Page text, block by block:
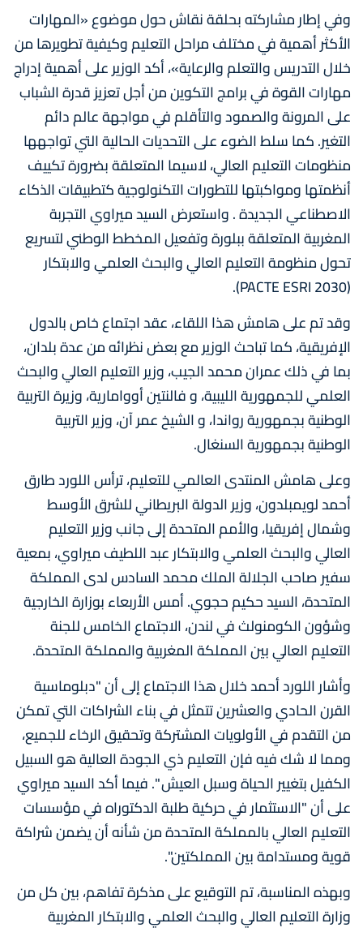
وفي إطار مشاركته بحلقة نقاش حول موضوع «المهارات
الأكثر أهمية في مختلف مراحل التعليم وكيفية تطويرها من
خلال التدريس والتعلم والرعاية»، أكد الوزير على أهمية إدراج
مهارات القوة في برامج التكوين من أجل تعزيز قدرة الشباب
على المرونة والصمود والتأقلم في مواجهة عالم دائم
التغير. كما سلط الضوء على التحديات الحالية التي تواجهها
منظومات التعليم العالي، لاسيما المتعلقة بضرورة تكييف
أنظمتها ومواكبتها للتطورات التكنولوجية كتطبيقات الذكاء
الاصطناعي الجديدة . واستعرض السيد ميراوي التجربة
المغربية المتعلقة ببلورة وتفعيل المخطط الوطني لتسريع
تحول منظومة التعليم العالي والبحث العلمي والابتكار
(PACTE ESRI 2030).
وقد تم على هامش هذا اللقاء، عقد اجتماع خاص بالدول
الإفريقية، كما تباحث الوزير مع بعض نظرائه من عدة بلدان،
بما في ذلك عمران محمد الجيب، وزير التعليم العالي والبحث
العلمي للجمهورية الليبية، و فالنتين أووامارية، وزيرة التربية
الوطنية بجمهورية رواندا، و الشيخ عمر آن، وزير التربية
الوطنية بجمهورية السنغال.
وعلى هامش المنتدى العالمي للتعليم، ترأس اللورد طارق
أحمد لويمبلدون، وزير الدولة البريطاني للشرق الأوسط
وشمال إفريقيا، والأمم المتحدة إلى جانب وزير التعليم
العالي والبحث العلمي والابتكار عبد اللطيف ميراوي، بمعية
سفير صاحب الجلالة الملك محمد السادس لدى المملكة
المتحدة، السيد حكيم حجوي. أمس الأربعاء بوزارة الخارجية
وشؤون الكومنولث في لندن، الاجتماع الخامس للجنة
التعليم العالي بين المملكة المغربية والمملكة المتحدة.
وأشار اللورد أحمد خلال هذا الاجتماع إلى أن "دبلوماسية
القرن الحادي والعشرين تتمثل في بناء الشراكات التي تمكن
من التقدم في الأولويات المشتركة وتحقيق الرخاء للجميع،
ومما لا شك فيه فإن التعليم ذي الجودة العالية هو السبيل
الكفيل بتغيير الحياة وسبل العيش ". فيما أكد السيد ميراوي
على أن "الاستثمار في حركية طلبة الدكتوراه في مؤسسات
التعليم العالي بالمملكة المتحدة من شأنه أن يضمن شراكة
قوية ومستدامة بين المملكتين".
وبهذه المناسبة، تم التوقيع على مذكرة تفاهم، بين كل من
وزارة التعليم العالي والبحث العلمي والابتكار المغربية